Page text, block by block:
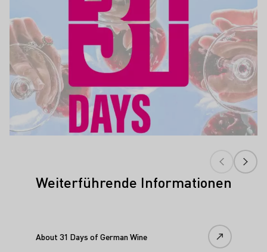
Weiterführende Informationen
About 31 Days of German Wine